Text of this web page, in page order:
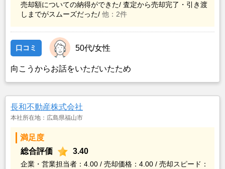
売却額についての納得ができた/ 査定から売却完了・引き渡
しまでがスムーズだった/ 他：2件
口コミ 50代/女性
向こうからお話をいただいたため
長和不動産株式会社
本社所在地：広島県福山市
満足度
総合評価
3.40
企業・営業担当者：4.00 / 売却価格：4.00 / 売却スピード：